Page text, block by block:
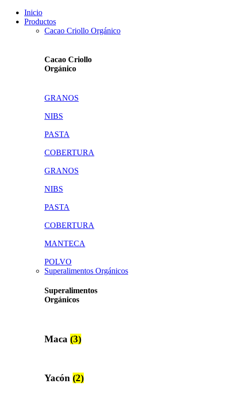
Inicio
Productos
Cacao Criollo Orgánico
Cacao Criollo
Orgánico
GRANOS
NIBS
PASTA
COBERTURA
GRANOS
NIBS
PASTA
COBERTURA
MANTECA
POLVO
Superalimentos Orgánicos
Superalimentos
Orgánicos
Maca (3)
Yacón (2)